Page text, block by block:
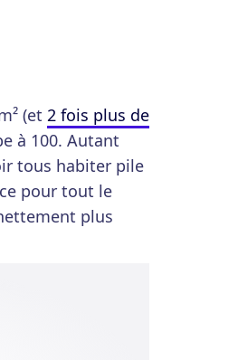
(et 2 fois plus de
à 100. Autant
tous habiter pile
pour tout le
plus